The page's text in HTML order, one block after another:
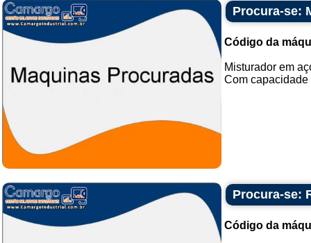
Procura-se:
Código da
Misturador em
Com capacidade
Procura-se:
Código da